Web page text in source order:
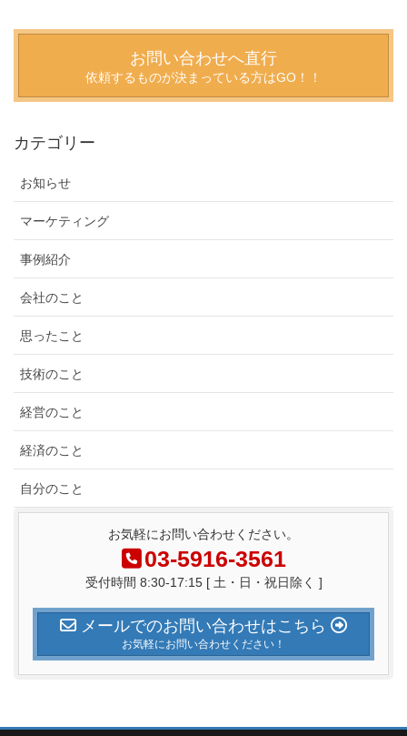
お問い合わせへ直行
依頼するものが決まっている方はGO！！
カテゴリー
お知らせ
マーケティング
事例紹介
会社のこと
思ったこと
技術のこと
経営のこと
経済のこと
自分のこと
お気軽にお問い合わせください。
03-5916-3561
受付時間 8:30-17:15 [ 土・日・祝日除く ]
メールでのお問い合わせはこちら
お気軽にお問い合わせください！